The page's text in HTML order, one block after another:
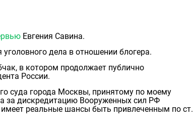
Евгения Савина.
дела в отношении блогера.
в котором продолжает публично
России.
суда города Москвы, принятому по моему
за дискредитацию Вооруженных сил РФ
реальные шансы быть привлеченным по ст.